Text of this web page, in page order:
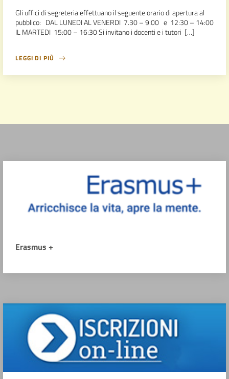
Gli uffici di segreteria effettuano il seguente orario di apertura al
pubblico: DAL LUNEDI AL VENERDI 7.30 – 9:00 e 12:30 – 14:00
IL MARTEDI 15:00 – 16:30 Si invitano i docenti e i tutori […]
LEGGI DI PIÙ
Erasmus +